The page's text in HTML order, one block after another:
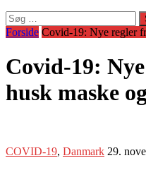
Søg
efter:
Forside Covid-19: Nye regler
Covid-19:
husk maske
COVID-19, Danmark 29.